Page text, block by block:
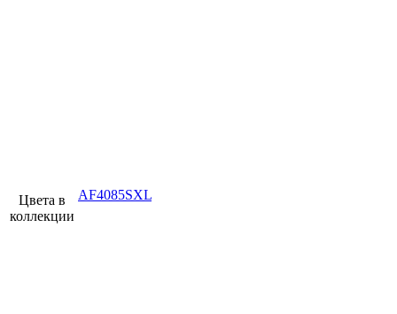
Цвета в
коллекции
AF4085SXL